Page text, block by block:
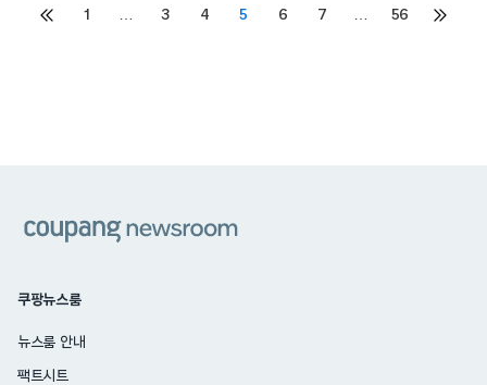
Posts
이전
1 … 3 4 5 6 7 … 56
다음
쿠팡뉴스룸
뉴스룸 안내
팩트시트